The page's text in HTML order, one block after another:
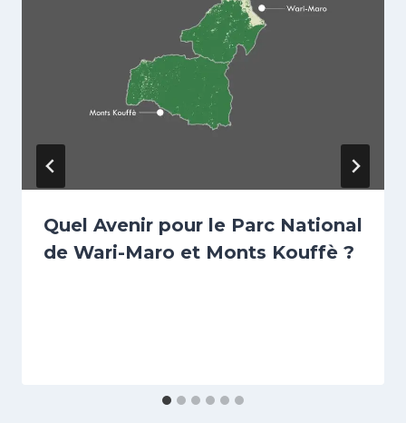
Quel Avenir pour le Parc National
de Wari-Maro et Monts Kouffè ?